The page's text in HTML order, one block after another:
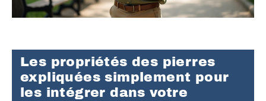
Les propriétés des pierres
expliquées simplement pour
les intégrer dans votre